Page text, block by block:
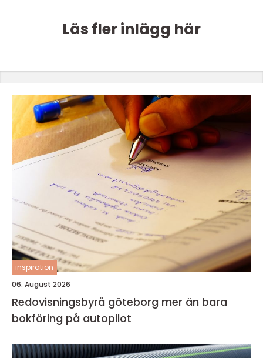
Läs fler inlägg här
inspiration
06. August 2026
Redovisningsbyrå göteborg mer än bara
bokföring på autopilot